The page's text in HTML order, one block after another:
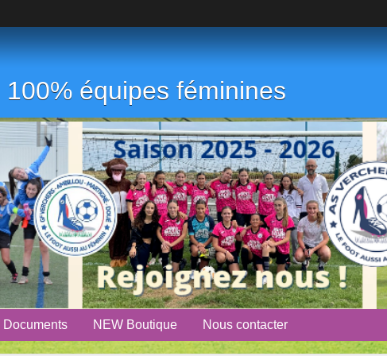
équipes féminines
Documents NEW Boutique Nous contacter